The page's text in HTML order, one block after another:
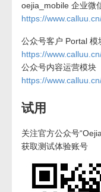
oejia_mobile 企业微
https://
公众号客户 Portal 模
https://
公众号内容运营模块
https://
试用
关注官方公众号
获取测试体验账号